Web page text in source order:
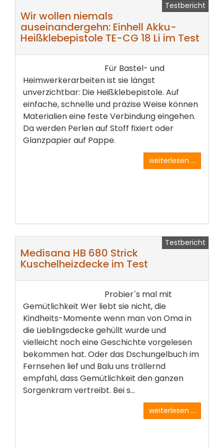
Testbericht
Wir wollen niemals
auseinandergehn: Einhell Akku-
Heißklebepistole TE-CG 18 Li im Test
Für Bastel- und
Heimwerkerarbeiten ist sie längst
unverzichtbar: Die Heißklebepistole. Auf
einfache, schnelle und präzise Weise können
Materialien eine feste Verbindung eingehen.
Da werden Perlen auf Stoff fixiert oder
Glanzpapier auf Pappe.
weiterlesen ...
Testbericht
Medisana HB 680 Strick
Kuschelheizdecke im Test
Probier´s mal mit
Gemütlichkeit Wer liebt sie nicht, die
Kindheits-Momente wenn man von Oma in
die Lieblingsdecke gehüllt wurde und
vielleicht noch eine Geschichte vorgelesen
bekommen hat. Oder das Dschungelbuch im
Fernsehen lief und Balu uns trällernd
empfahl, dass Gemütlichkeit den ganzen
Sorgenkram vertreibt. Bei s...
weiterlesen ...